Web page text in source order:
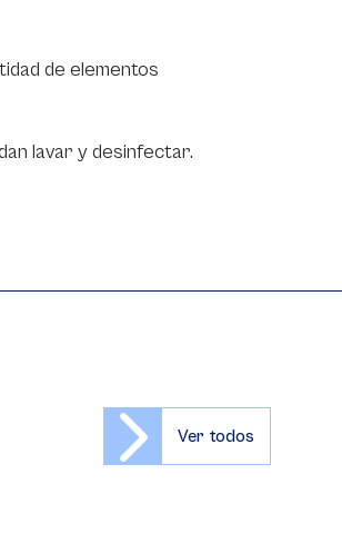
de elementos
lavar y desinfectar.
Ver todos